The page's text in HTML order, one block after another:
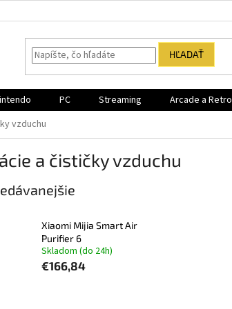
HĽADAŤ
PC Streaming Arcade a Retro
vzduchu
a čističky vzduchu
Xiaomi Mijia Smart Air
Purifier 6
Skladom (do 24h)
€166,84